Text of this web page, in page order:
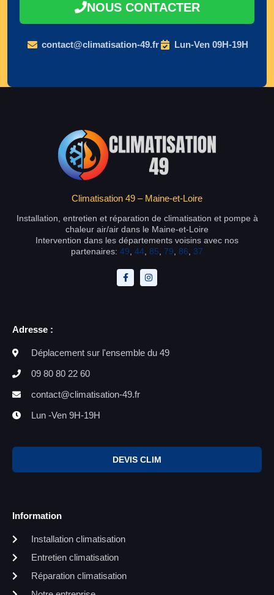
NOUS CONTACTER
contact@climatisation-49.fr Lun-Ven 09H-19H
Climatisation 49 – Maine-et-Loire
Installation, entretien et réparation de climatisation et pompe à
chaleur air/air dans le Maine-et-Loire
Intervention dans les départements voisins avec nos
partenaires: 49 44 85 79 86 37
Adresse :
Déplacement sur l'ensemble du 49
09 80 80 22 60
contact@climatisation-49.fr
Lun -Ven 9H-19H
DEVIS CLIM
Information
Installation climatisation
Entretien climatisation
Réparation climatisation